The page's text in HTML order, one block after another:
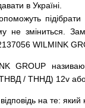
в Україні.
підібрати
не зміниться
WILMINK
GROUP
/ ТННД) 12v
відповідь на те: який